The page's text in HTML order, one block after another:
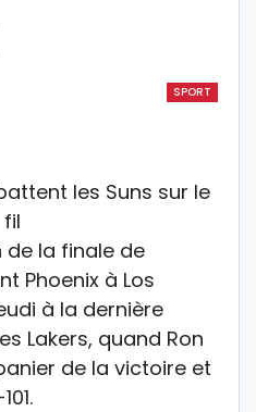
SPORT
de la finale de
Phoenix à Los
à la dernière
Lakers, quand Ron
de la victoire et